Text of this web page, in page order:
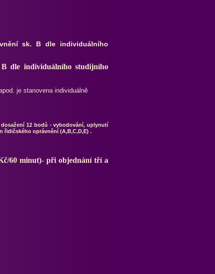
sk. B dle individuálního
Bdle individuálního studijního
je stanovena individuálně
12 bodů - vybodování, uplynutí
oprávnění (A,B,C,D,E) .
60 minut)- při objednání tří a